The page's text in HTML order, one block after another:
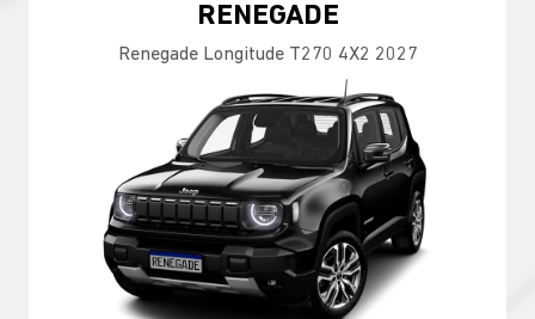
RENEGADE
Renegade Longitude T270 4X2 2027